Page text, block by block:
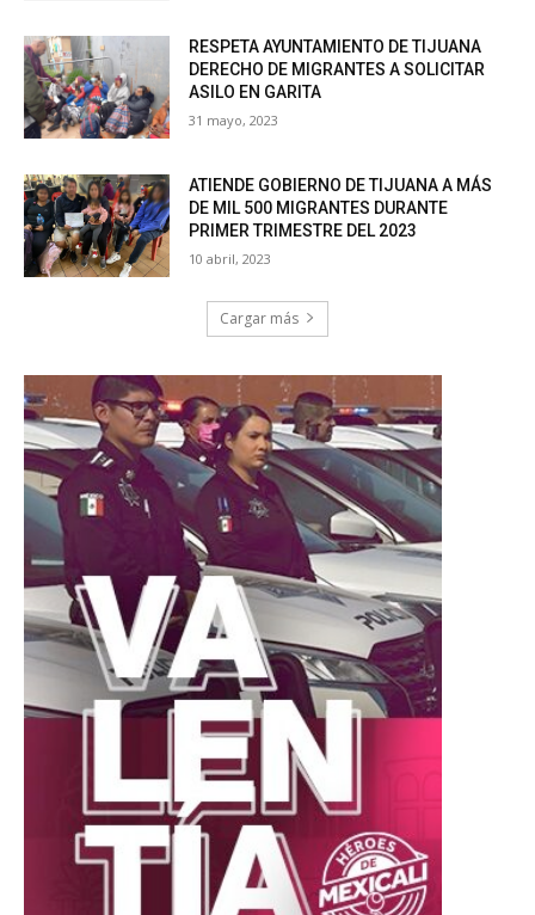
RESPETA AYUNTAMIENTO DE TIJUANA
DERECHO DE MIGRANTES A SOLICITAR
ASILO EN GARITA
31 mayo, 2023
ATIENDE GOBIERNO DE TIJUANA A MÁS
DE MIL 500 MIGRANTES DURANTE
PRIMER TRIMESTRE DEL 2023
10 abril, 2023
Cargar más